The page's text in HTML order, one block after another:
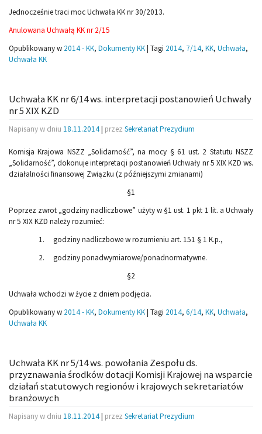
Jednocześnie traci moc Uchwała KK nr 30/2013.
Anulowana Uchwałą KK nr 2/15
Opublikowany w 2014 - KK, Dokumenty KK Tagi 2014, 7/14, KK, Uchwała,
Uchwała KK
Uchwała KK nr 6/14 ws. interpretacji postanowień Uchwały
nr 5 XIX KZD
Napisany w dniu 18.11.2014| przez Sekretariat Prezydium
Komisja Krajowa NSZZ „Solidarność”, na mocy § 61 ust. 2 Statutu NSZZ
„Solidarność”, dokonuje interpretacji postanowień Uchwały nr 5 XIX KZD ws.
działalności finansowej Związku (z późniejszymi zmianami)
§1
Poprzez zwrot „godziny nadliczbowe” użyty w §1 ust. 1 pkt 1 lit. a Uchwały
nr 5 XIX KZD należy rozumieć:
1. godziny nadliczbowe w rozumieniu art. 151 § 1 K.p.,
2. godziny ponadwymiarowe/ponadnormatywne.
§2
Uchwała wchodzi w życie z dniem podjęcia.
Opublikowany w 2014 - KK, Dokumenty KK| Tagi 2014, 6/14, KK, Uchwała,
Uchwała KK
Uchwała KK nr 5/14 ws. powołania Zespołu ds.
przyznawania środków dotacji Komisji Krajowej na wsparcie
działań statutowych regionów i krajowych sekretariatów
branżowych
Napisany w dniu 18.11.2014| przez Sekretariat Prezydium